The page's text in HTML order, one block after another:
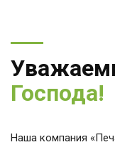
Господа!
Наша компания